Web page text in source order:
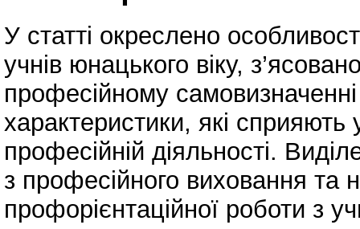
У статті окреслено
учнів юнацького віку,
професійному
характеристики, які
професійній діяльності.
з професійного виховання та
профорієнтаційної роботи з